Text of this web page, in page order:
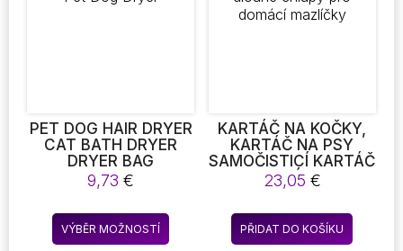
PET DOG HAIR DRYER
CAT BATH DRYER
DRYER BAG
HOUSEHOLD HAIR
DRYER PET DOG
DRYER
9,73€
VÝBĚR MOŽNOSTÍ
Tento
produkt
KARTÁČ NA KOČKY,
KARTÁČ NA PSY
SAMOČISTICÍ KARTÁČ
NA DLOUHÉ CHLUPY
PRO DOMÁCÍ
MAZLÍČKY
23,05 €
PŘIDAT DO KOŠÍKU